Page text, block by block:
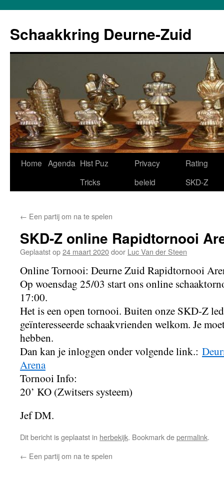
Schaakkring Deurne-Zuid
Ga
inhoud
Home Agenda Hist Puz
Tricks
Privacy
beleid
Rating
SKD-Z
← Een partij om na te spelen
SKD-Z online Rapidtornooi
Geplaatst op24 maart 2020door Luc Van der Steen
Online Tornooi: Deurne Zuid Rapidtornooi
Op woensdag 25/03 start ons online
17:00.
Het is een open tornooi. Buiten onze SKD-Z
geïnteresseerde schaakvrienden welkom. Je
hebben.
Dan kan je inloggen onder volgende link.:
Arena
Tornooi Info:
20’ KO (Zwitsers systeem)
Jef DM.
Dit bericht is geplaatst in herbekijk. Bookmark depermalink.
← Een partij om na te spelen